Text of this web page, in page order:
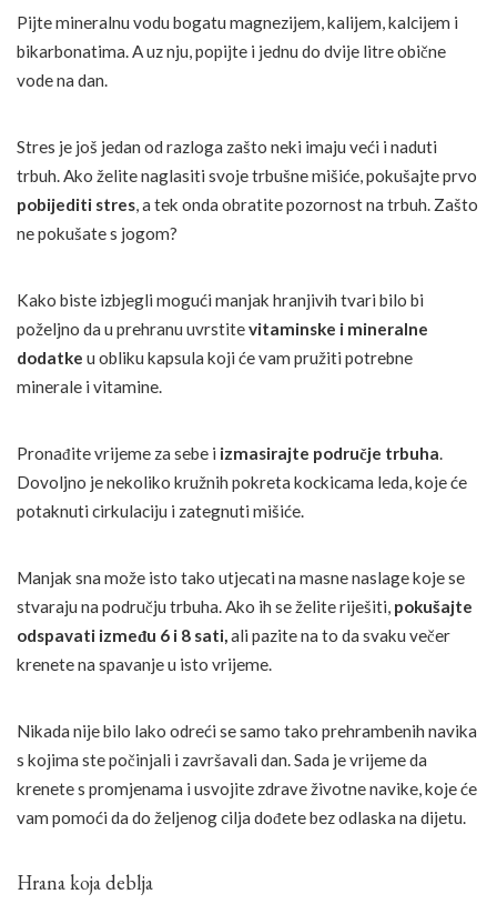
Pijte mineralnu vodu bogatu magnezijem, kalijem, kalcijem i
bikarbonatima. A uz nju, popijte i jednu do dvije litre obične
vode na dan.
Stres je još jedan od razloga zašto neki imaju veći i naduti
trbuh. Ako želite naglasiti svoje trbušne mišiće, pokušajte prvo
pobijediti stres, a tek onda obratite pozornost na trbuh. Zašto
ne pokušate s jogom?
Kako biste izbjegli mogući manjak hranjivih tvari bilo bi
poželjno da u prehranu uvrstitevitaminske i mineralne
dodatke u obliku kapsula koji će vam pružiti potrebne
minerale i vitamine.
Pronađite vrijeme za sebe i izmasirajte područje trbuha.
Dovoljno je nekoliko kružnih pokreta kockicama leda, koje će
potaknuti cirkulaciju i zategnuti mišiće.
Manjak sna može isto tako utjecati na masne naslage koje se
stvaraju na području trbuha. Ako ih se želite riješiti, pokušajte
odspavati između 6 i 8 sati,ali pazite na to da svaku večer
krenete na spavanje u isto vrijeme.
Nikada nije bilo lako odreći se samo tako prehrambenih navika
s kojima ste počinjali i završavali dan. Sada je vrijeme da
krenete s promjenama i usvojite zdrave životne navike, koje će
vam pomoći da do željenog cilja dođete bez odlaska na dijetu.
Hrana koja deblja